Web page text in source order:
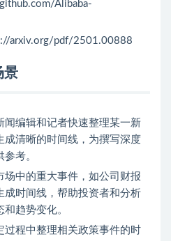
Alibaba-
arxiv.org/pdf/2501.00888
景
闻编辑和记者快速整理某一新
成清晰的时间线，为撰写深度
考。
场中的重大事件，如公司财报
成时间线，帮助投资者和分析
趋势变化。
过程中整理相关政策事件的时